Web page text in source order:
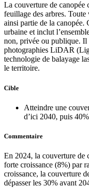
La couverture de canopée
feuillage des arbres.
ainsi partie de la canopée.
urbaine et inclut
non, privée ou publique. Il
photographies LiDAR
technologie de balayage
le territoire.
Cible
Atteindre une
d’ici 2040, puis
Commentaire
En 2024, la couverture de
forte croissance (8%) par
croissance, la couverture
dépasser les 30% avant